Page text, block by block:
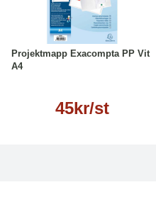
Projektmapp Exacompta PP Vit
A4
45kr/st
Läs mer